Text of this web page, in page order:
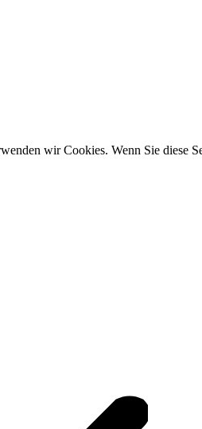
wir Cookies. Wenn Sie diese